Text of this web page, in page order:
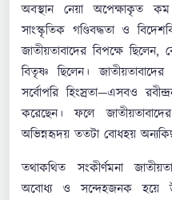
অবস্থান নেয়া অপেক্ষাকৃত
সাংস্কৃতিক গণ্ডিবদ্ধতা ও
জাতীয়তাবাদের বিপক্ষে
বিতৃষ্ণ ছিলেন।
সর্বোপরি হিংস্রতা—এসবও
করেছেন। ফলে
অভিন্নহৃদয় ততটা বোধহয়
তথাকথিত সংকীর্ণমনা
অবোধ্য ও সন্দেহজনক হয়ে